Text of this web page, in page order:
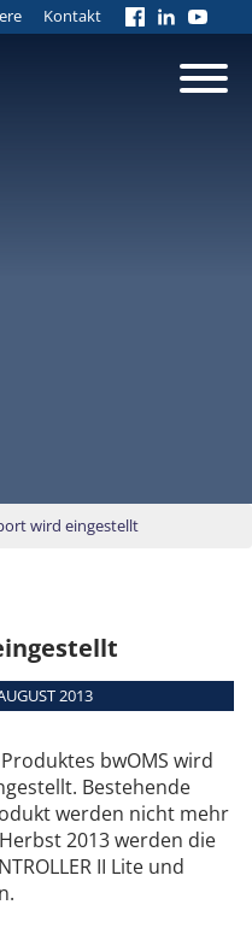
Kontakt
wird eingestellt
2013
bwOMS wird
Bestehende
werden nicht mehr
2013 werden die
II Lite und